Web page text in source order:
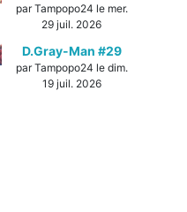
par Tampopo24 le mer.
29 juil. 2026
D.Gray-Man #29
par Tampopo24 le dim.
19 juil. 2026